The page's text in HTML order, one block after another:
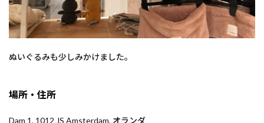
ぬいぐるみも少しみかけました。
場所・住所
Dam 1, 1012 JS Amsterdam, オランダ